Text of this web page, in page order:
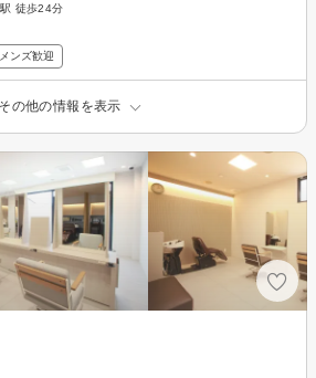
徒歩24分
メンズ歓迎
その他の情報を表示